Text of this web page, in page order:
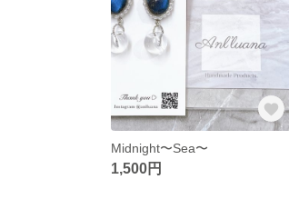
Midnight〜Sea〜
1,500円